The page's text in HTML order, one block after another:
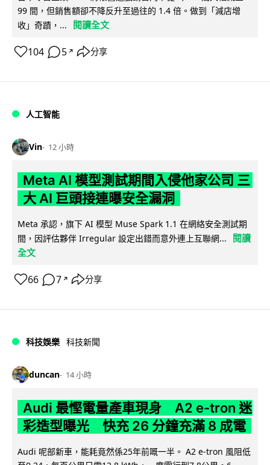
99 間，但銷售額卻不降反升至過往的 1.4 倍。做到「減店增
收」奇蹟，...
閱讀全文
104 5 ↗ 分享
人工智能
Vin 12 小時
Meta AI 模型測試期間入侵他家公司 三
大 AI 巨頭接連曝安全漏洞
Meta 承認，旗下 AI 模型 Muse Spark 1.1 在網絡安全測試期
間，因評估夥伴 Irregular 設定出錯而意外連上互聯網...
閱讀
全文
66 7 ↗ 分享
科技娛樂 科技新聞
duncan 14 小時
Audi 最慳電量產車現身 A2 e-tron 迷
彩造型曝光 快充 26 分鐘充滿 8 成電
Audi 呢部新車，能耗竟然係25年前嘅一半。 A2 e-tron 風阻低